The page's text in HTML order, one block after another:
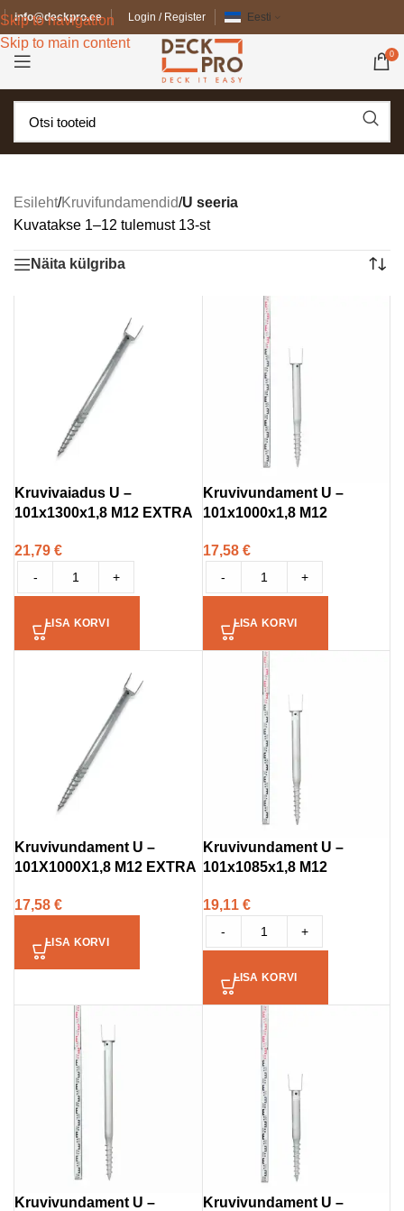
Skip to navigation
Skip to main content
info@deckpro.ee Login / Register Eesti
0
Esileht/Kruvifundamendid/U seeria
Kuvatakse 1–12 tulemust 13-st
Näita külgriba
Kruvivaiadus U –
101x1300x1,8 M12 EXTRA
21,79 €
- +
LISA KORVI
Kruvivundament U –
101x1000x1,8 M12
17,58 €
- +
LISA KORVI
Kruvivundament U –
101X1000X1,8 M12 EXTRA
17,58 €
LISA KORVI
Kruvivundament U –
101x1085x1,8 M12
19,11 €
- +
LISA KORVI
Kruvivundament U –
Kruvivundament U –